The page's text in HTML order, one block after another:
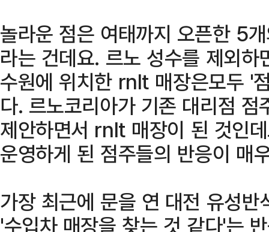
놀라운 점은 여태까지 오픈한 5
라는 건데요. 르노 성수를 제외
수원에 위치한 rnlt 매장은모두 '
다. 르노코리아가 기존 대리점
제안하면서 rnlt 매장이 된 것인
운영하게 된 점주들의 반응이 매
가장 최근에 문을 연 대전 유성
'수입차 매장을 찾는 것 같다'는